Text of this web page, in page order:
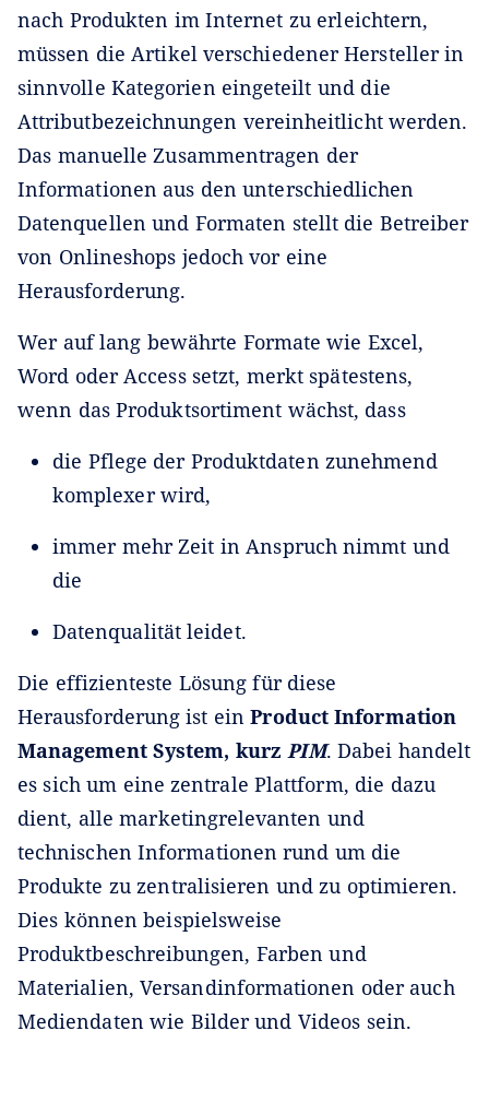
nach Produkten im Internet zu erleichtern,
müssen die Artikel verschiedener Hersteller in
sinnvolle Kategorien eingeteilt und die
Attributbezeichnungen vereinheitlicht werden.
Das manuelle Zusammentragen der
Informationen aus den unterschiedlichen
Datenquellen und Formaten stellt die Betreiber
von Onlineshops jedoch vor eine
Herausforderung.
Wer auf lang bewährte Formate wie Excel,
Word oder Access setzt, merkt spätestens,
wenn das Produktsortiment wächst, dass
die Pflege der Produktdaten zunehmend
komplexer wird,
immer mehr Zeit in Anspruch nimmt und
die
Datenqualität leidet.
Die effizienteste Lösung für diese
Herausforderung ist einProduct Information
Management System, kurzPIM. Dabei handelt
es sich um eine zentrale Plattform, die dazu
dient, alle marketingrelevanten und
technischen Informationen rund um die
Produkte zu zentralisieren und zu optimieren.
Dies können beispielsweise
Produktbeschreibungen, Farben und
Materialien, Versandinformationen oder auch
Mediendaten wie Bilder und Videos sein.